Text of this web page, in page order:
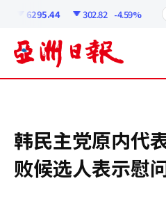
6295.44 302.82 -4.59%
韩民主党原内代
败候选人表示慰